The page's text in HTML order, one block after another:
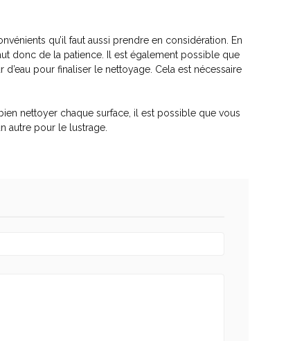
qu’il faut aussi prendre en considération. En
donc de la patience. Il est également possible que
pour finaliser le nettoyage. Cela est nécessaire
nettoyer chaque surface, il est possible que vous
autre pour le lustrage.